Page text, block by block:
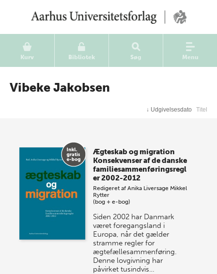
Kurv Bibliotek Søg Menu
Vibeke Jakobsen
↓ Udgivelsesdato Titel
Ægteskab og migration
Konsekvenser af de danske
familiesammenføringsregl
er 2002-2012
Redigeret afAnika Liversage Mikkel
Rytter
(bog + e-bog)
Siden 2002 har Danmark
været foregangsland i
Europa, når det gælder
stramme regler for
ægtefællesammenføring.
Denne lovgivning har
påvirket tusindvis…